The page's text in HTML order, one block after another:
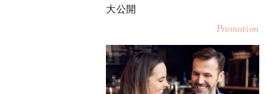
大公開
Promotion